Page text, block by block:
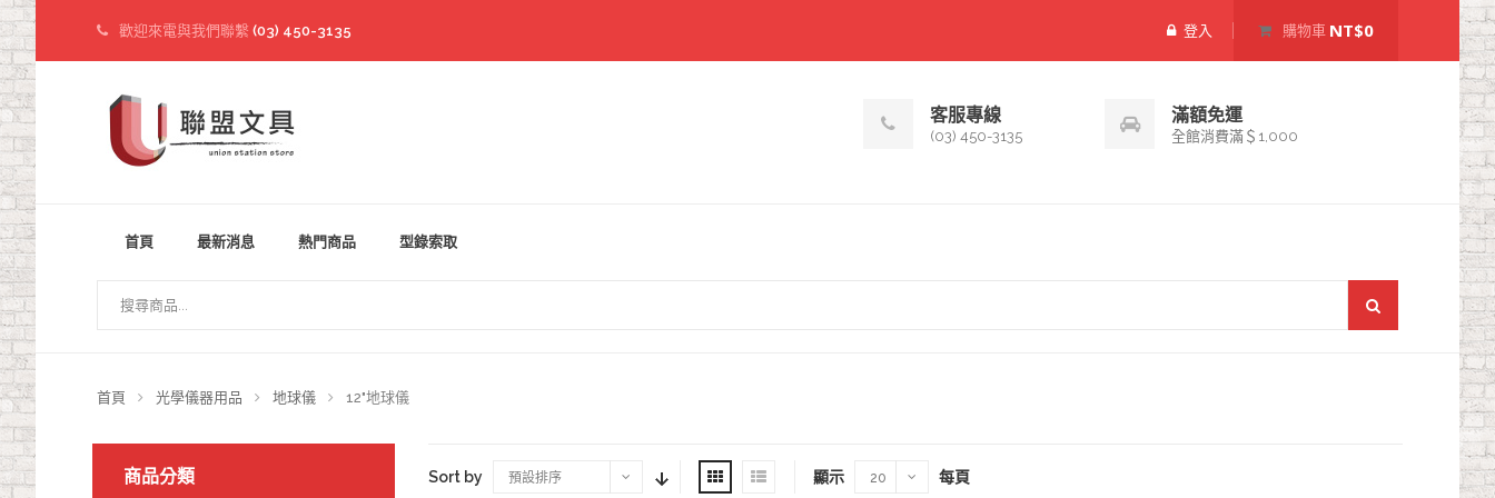
歡迎來電與我們聯繫 (03) 450-3135 登入 購物車 NT$0
客服專線
(03) 450-3135
滿額免運
全館消費滿＄1,000
首頁 最新消息 熱門商品 型錄索取
首頁 光學儀器用品 地球儀 12"地球儀
Sort by 預設排序 顯示 20 每頁
商品分類